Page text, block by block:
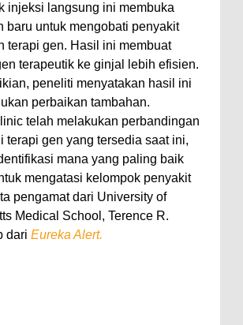
injeksi langsung ini membuka
baru untuk mengobati penyakit
terapi gen. Hasil ini membuat
terapeutik ke ginjal lebih efisien.
peneliti menyatakan hasil ini
perbaikan tambahan.
telah melakukan perbandingan
terapi gen yang tersedia saat ini,
mana yang paling baik
mengatasi kelompok penyakit
pengamat dari University of
Medical School, Terence R.
dari Eureka Alert.